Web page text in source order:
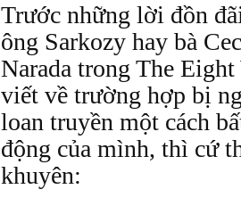
Trước những lời đồn
ông Sarkozy hay bà
Narada trong The
viết về trường hợp bị
loan truyền một cách
động của mình, thì cứ
khuyên: